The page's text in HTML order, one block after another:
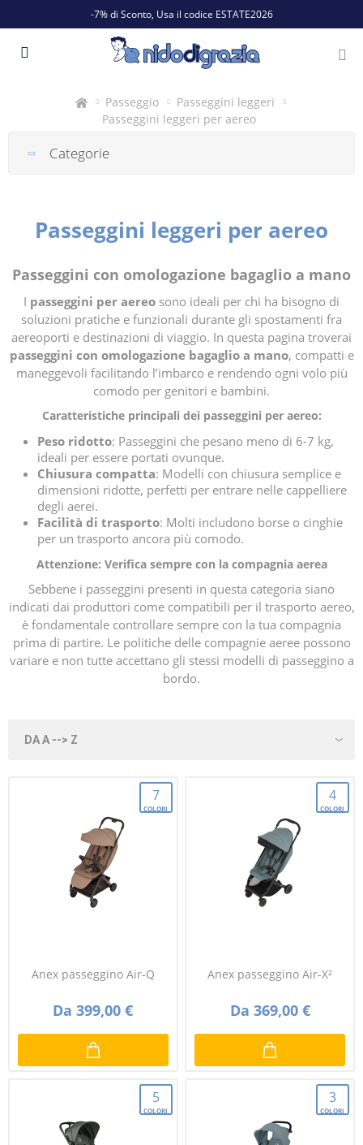
-7% di Sconto, Usa il codice ESTATE2026
Passeggio
Passeggini leggeri
Passeggini leggeri per aereo
Categorie
Passeggini leggeri per aereo
Passeggini con omologazione bagaglio a mano
I passeggini per aereo sono ideali per chi ha bisogno di
soluzioni pratiche e funzionali durante gli spostamenti fra
aereoporti e destinazioni di viaggio. In questa pagina troverai
passeggini con omologazione bagaglio a mano, compatti e
maneggevoli facilitando l’imbarco e rendendo ogni volo più
comodo per genitori e bambini.
Caratteristiche principali dei passeggini per aereo:
Peso ridotto: Passeggini che pesano meno di 6-7 kg,
ideali per essere portati ovunque.
Chiusura compatta: Modelli con chiusura semplice e
dimensioni ridotte, perfetti per entrare nelle cappelliere
degli aerei.
Facilità di trasporto: Molti includono borse o cinghie
per un trasporto ancora più comodo.
Attenzione: Verifica sempre con la compagnia aerea
Sebbene i passeggini presenti in questa categoria siano
indicati dai produttori come compatibili per il trasporto aereo,
è fondamentale controllare sempre con la tua compagnia
prima di partire. Le politiche delle compagnie aeree possono
variare e non tutte accettano gli stessi modelli di passeggino a
bordo.
7
COLORI
Anex passeggino Air-Q
Da 399,00 €
4
COLORI
Anex passeggino Air-X²
Da 369,00 €
5
COLORI
3
COLORI